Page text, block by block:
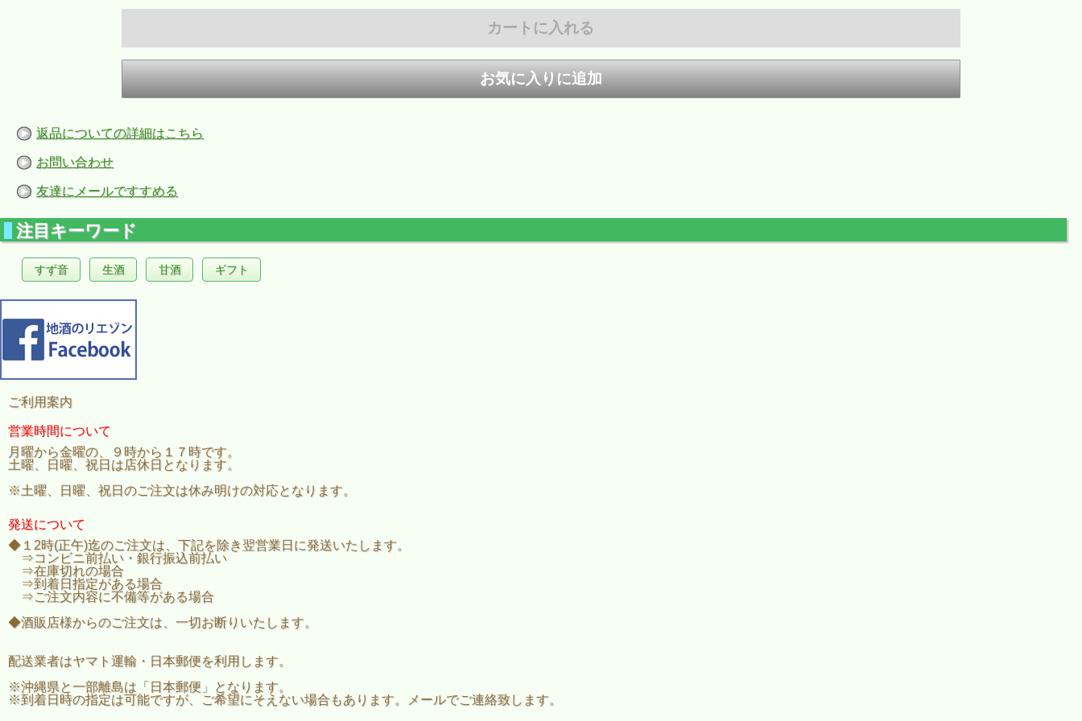
返品についての詳細はこちら
お問い合わせ
友達にメールですすめる
注目キーワード
すず音 生酒 甘酒 ギフト
ご利用案内
営業時間について
月曜から金曜の、９時から１７時です。
土曜、日曜、祝日は店休日となります。
※土曜、日曜、祝日のご注文は休み明けの対応となります。
発送について
◆１2時(正午)迄のご注文は、下記を除き翌営業日に発送いたします。
⇒コンビニ前払い・銀行振込前払い
⇒在庫切れの場合
⇒到着日指定がある場合
⇒ご注文内容に不備等がある場合
◆酒販店様からのご注文は、一切お断りいたします。
配送業者はヤマト運輸・日本郵便を利用します。
※沖縄県と一部離島は「日本郵便」となります。
※到着日時の指定は可能ですが、ご希望にそえない場合もあります。メールでご連絡致します。